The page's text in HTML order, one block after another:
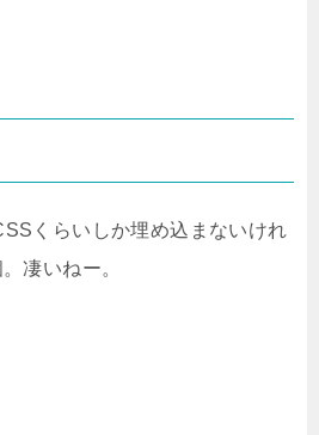
くらいしか埋め込まないけれ
凄いねー。